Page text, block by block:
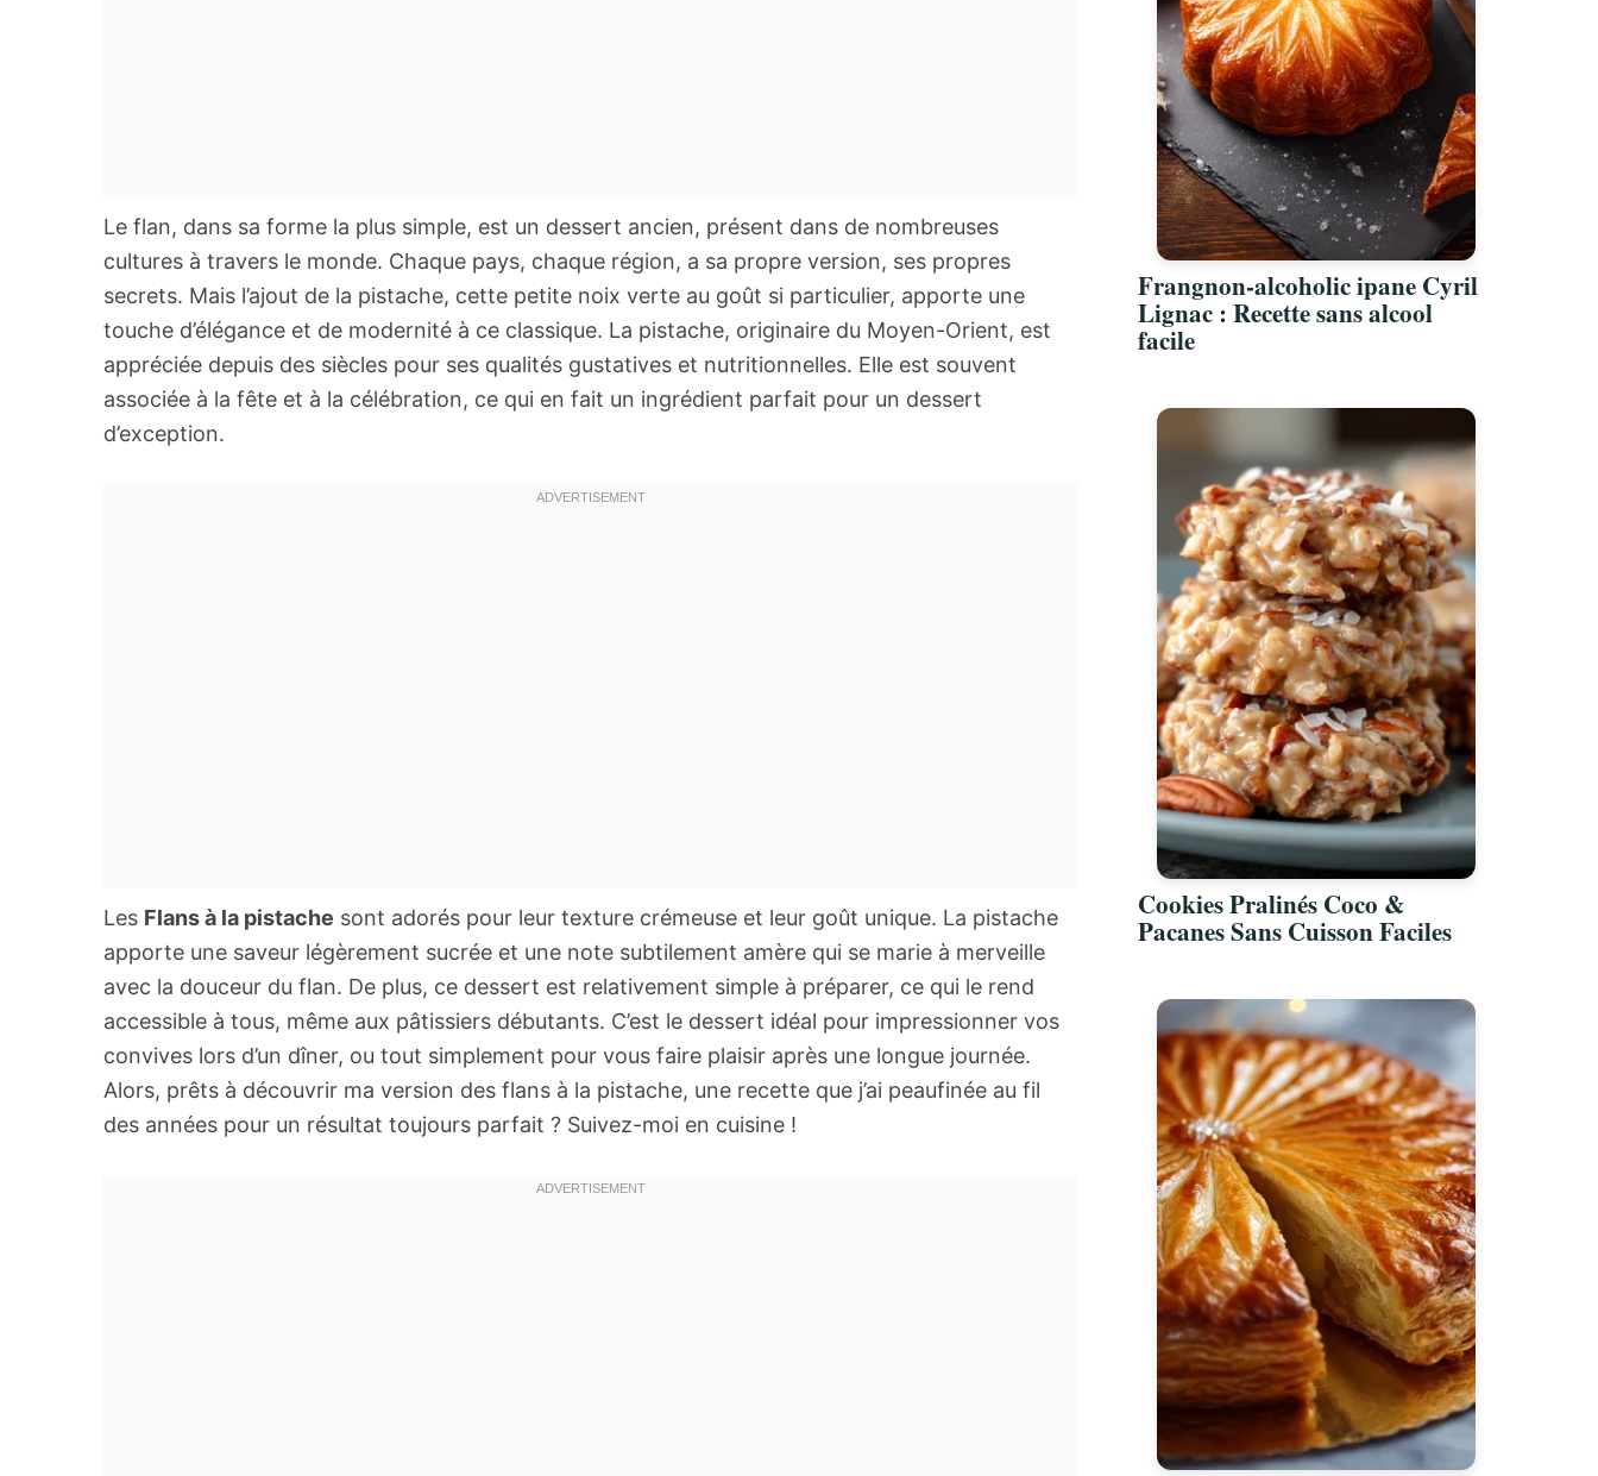
Le flan, dans sa forme la plus simple, est un dessert ancien, présent dans de nombreuses
cultures à travers le monde. Chaque pays, chaque région, a sa propre version, ses propres
secrets. Mais l’ajout de la pistache, cette petite noix verte au goût si particulier, apporte une
touche d’élégance et de modernité à ce classique. La pistache, originaire du Moyen-Orient, est
appréciée depuis des siècles pour ses qualités gustatives et nutritionnelles. Elle est souvent
associée à la fête et à la célébration, ce qui en fait un ingrédient parfait pour un dessert
d’exception.
Les Flans à la pistache sont adorés pour leur texture crémeuse et leur goût unique. La pistache
apporte une saveur légèrement sucrée et une note subtilement amère qui se marie à merveille
avec la douceur du flan. De plus, ce dessert est relativement simple à préparer, ce qui le rend
accessible à tous, même aux pâtissiers débutants. C’est le dessert idéal pour impressionner vos
convives lors d’un dîner, ou tout simplement pour vous faire plaisir après une longue journée.
Alors, prêts à découvrir ma version des flans à la pistache, une recette que j’ai peaufinée au fil
des années pour un résultat toujours parfait ? Suivez-moi en cuisine !
Frangnon-alcoholic ipane Cyril
Lignac : Recette sans alcool
facile
Cookies Pralinés Coco &
Pacanes Sans Cuisson Faciles